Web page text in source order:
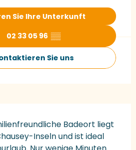
Sie Ihre Unterkunft
02 33 05 96 ▒▒
Sie uns
Badeort liegt
Inseln und ist ideal